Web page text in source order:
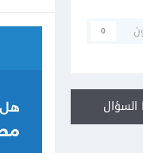
0